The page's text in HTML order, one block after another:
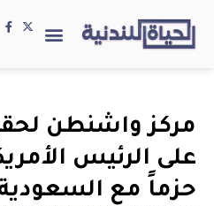
مركز واشنطن
على الرئيس
حزماً مع